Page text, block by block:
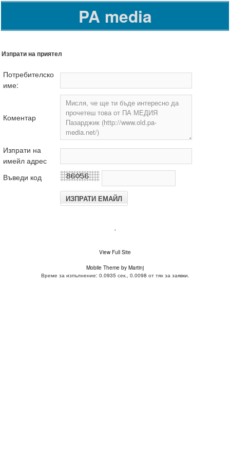
PA media
Изпрати на приятел
Потребителско
име:
Коментар
Изпрати на
имейл адрес
Въведи код
.
View Full Site
Mobile Theme by Martinj
Време за изпълнение: 0.0935 сек., 0.0098 от тях за заявки.